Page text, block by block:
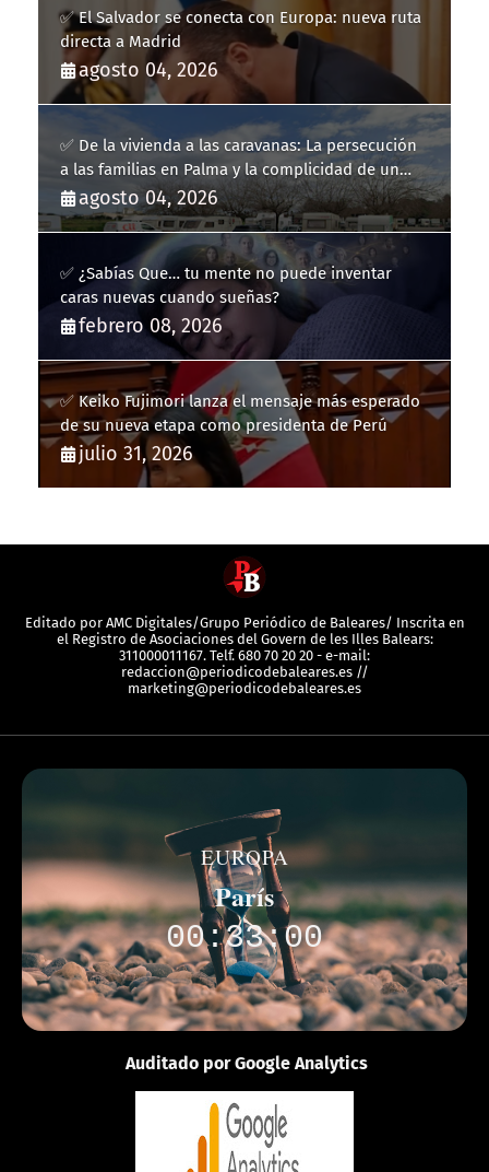
✅ El Salvador se conecta con Europa: nueva ruta
directa a Madrid
agosto 04, 2026
✅ De la vivienda a las caravanas: La persecución
a las familias en Palma y la complicidad de un
fracaso heredado
agosto 04, 2026
✅ ¿Sabías Que… tu mente no puede inventar
caras nuevas cuando sueñas?
febrero 08, 2026
✅ Keiko Fujimori lanza el mensaje más esperado
de su nueva etapa como presidenta de Perú
julio 31, 2026
Editado por AMC Digitales/Grupo Periódico de Baleares/ Inscrita en
el Registro de Asociaciones del Govern de les Illes Balears:
311000011167. Telf. 680 70 20 20 - e-mail:
redaccion@periodicodebaleares.es //
marketing@periodicodebaleares.es
EUROPA
París
00:33:00
Auditado por Google Analytics